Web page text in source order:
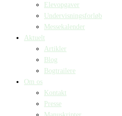
Elevopgaver
Undervisningsforløb
Messekalender
Aktuelt
Artikler
Blog
Bogtrailere
Om os
Kontakt
Presse